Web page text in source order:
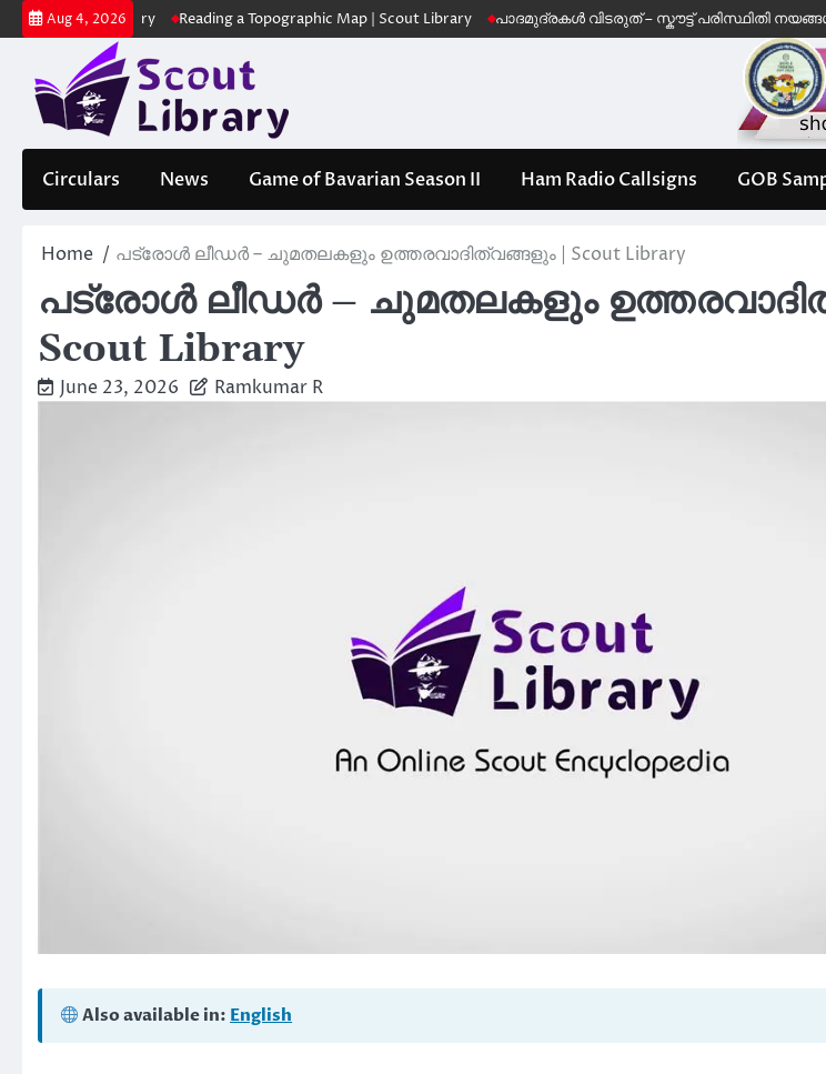
Skip
to
Aug 4, 2026
Library Reading a Topographic Map | Scout Library പാദമുദ്രകൾ വിടരുത് – സ്കൗട്ട് പരിസ്ഥിതി നയങ്ങൾ | Scout
Circulars News Game of Bavarian Season II Ham Radio Callsigns GOB
Home പട്രോള്‍ ലീഡര്‍ – ചുമതലകളും ഉത്തരവാദിത്വങ്ങളും | Scout Library
പട്രോള്‍ ലീഡര്‍ – ചുമതലകളും
Scout Library
June 23, 2026 Ramkumar R
Also available in: English